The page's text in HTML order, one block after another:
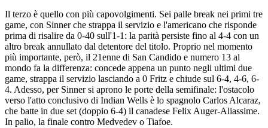
Il terzo è quello con più capovolgimenti. Sei palle break nei primi tre
game, con Sinner che strappa il servizio e l'americano che risponde
prima di risalire da 0-40 sull'1-1: la parità persiste fino al 4-4 con un
altro break annullato dal detentore del titolo. Proprio nel momento
più importante, però, il 21enne di San Candido e numero 13 al
mondo fa la differenza: concede appena un punto negli ultimi due
game, strappa il servizio lasciando a 0 Fritz e chiude sul 6-4, 4-6, 6-
4. Adesso, per Sinner si aprono le porte della semifinale: l'ostacolo
verso l'atto conclusivo di Indian Wells è lo spagnolo Carlos Alcaraz,
che batte in due set (doppio 6-4) il canadese Felix Auger-Aliassime.
In palio, la finale contro Medvedev o Tiafoe.